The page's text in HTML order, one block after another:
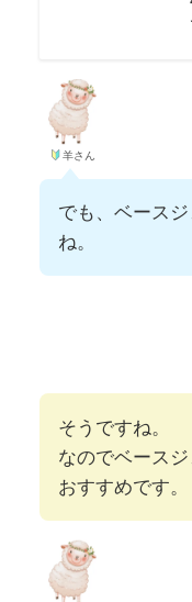
羊さん
でも、ベース
ね。
そうですね。
なのでベース
おすすめです。